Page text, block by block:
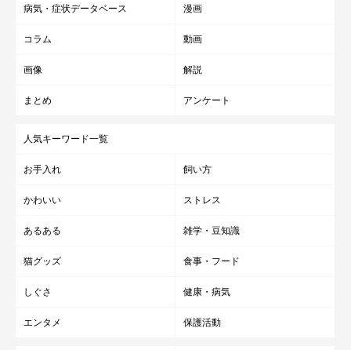
病気・症状データベース 漫画
コラム 動画
画像 解説
まとめ アンケート
人気キーワード一覧
お手入れ 飼い方
かわいい ストレス
あるある 雑学・豆知識
猫グッズ 食事・フード
しぐさ 健康・病気
エンタメ 保護活動